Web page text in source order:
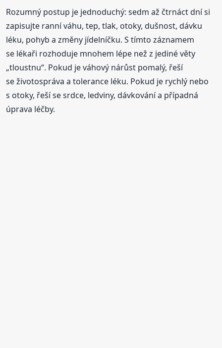
Rozumný postup je jednoduchý: sedm až čtrnáct dní si
zapisujte ranní váhu, tep, tlak, otoky, dušnost, dávku
léku, pohyb a změny jídelníčku. S tímto záznamem
se lékaři rozhoduje mnohem lépe než z jediné věty
„tloustnu“. Pokud je váhový nárůst pomalý, řeší
se životospráva a tolerance léku. Pokud je rychlý nebo
s otoky, řeší se srdce, ledviny, dávkování a případná
úprava léčby.